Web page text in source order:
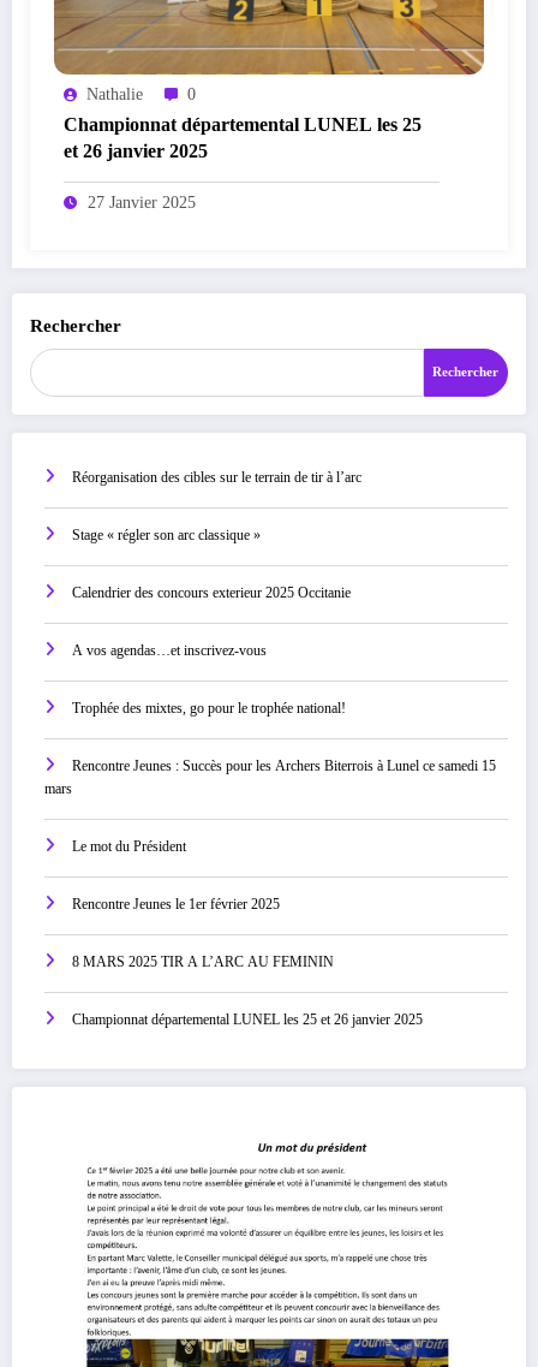
Nathalie 0
Championnat départemental LUNEL les 25
et 26 janvier 2025
27 Janvier 2025
Rechercher
Rechercher
Réorganisation des cibles sur le terrain de tir à l’arc
Stage « régler son arc classique »
Calendrier des concours exterieur 2025 Occitanie
A vos agendas…et inscrivez-vous
Trophée des mixtes, go pour le trophée national!
Rencontre Jeunes : Succès pour les Archers Biterrois à Lunel ce samedi 15
mars
Le mot du Président
Rencontre Jeunes le 1er février 2025
8 MARS 2025 TIR A L’ARC AU FEMININ
Championnat départemental LUNEL les 25 et 26 janvier 2025